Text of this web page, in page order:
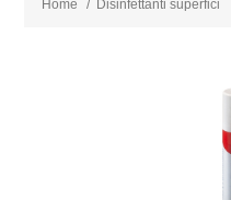
Home / Disinfettanti superfici